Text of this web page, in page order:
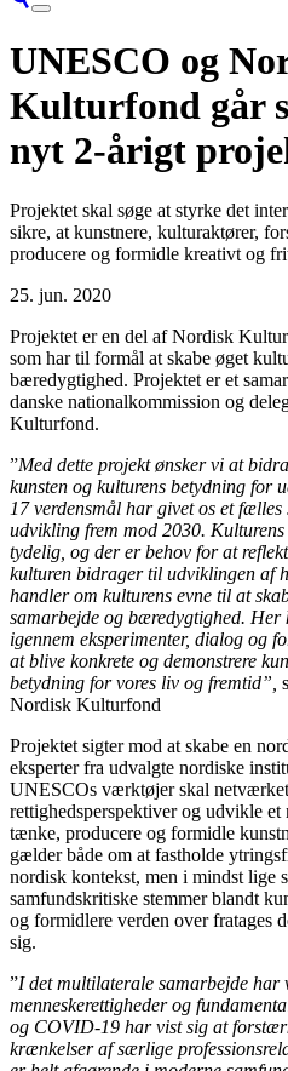
UNESCO og
Kulturfond går
nyt 2-årigt
Projektet skal søge at styrke det
sikre, at kunstnere, kulturaktører,
producere og formidle kreativt og
25. jun. 2020
Projektet er en del af Nordisk
som har til formål at skabe øget
bæredygtighed. Projektet er et
danske nationalkommission og
Kulturfond.
”Med dette projekt ønsker vi at
kunsten og kulturens betydning for
17 verdensmål har givet os et
udvikling frem mod 2030.
tydelig, og der er behov for at
kulturen bidrager til udviklingen af
handler om kulturens evne til at
samarbejde og bæredygtighed. Her
igennem eksperimenter, dialog og
at blive konkrete og demonstrere
betydning for vores liv og fremtid”,
Nordisk Kulturfond
Projektet sigter mod at skabe en
eksperter fra udvalgte nordiske
UNESCOs værktøjer skal
rettighedsperspektiver og udvikle
tænke, producere og formidle
gælder både om at fastholde
nordisk kontekst, men i mindst lige
samfundskritiske stemmer blandt
og formidlere verden over fratages
sig.
”I det multilaterale samarbejde har
menneskerettigheder og
og COVID-19 har vist sig at
krænkelser af særlige